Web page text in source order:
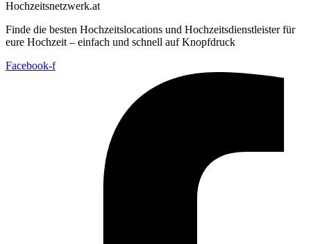
Hochzeitsnetzwerk.at
Finde die besten Hochzeitslocations und Hochzeitsdienstleister für
eure Hochzeit – einfach und schnell auf Knopfdruck
Facebook-f